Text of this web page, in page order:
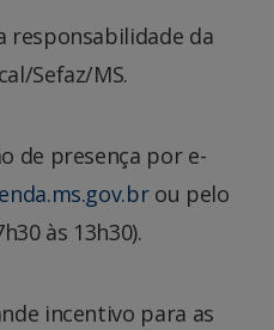
responsabilidade da
Sefaz/MS.
de presença por e-
ou pelo
às 13h30).
incentivo para as